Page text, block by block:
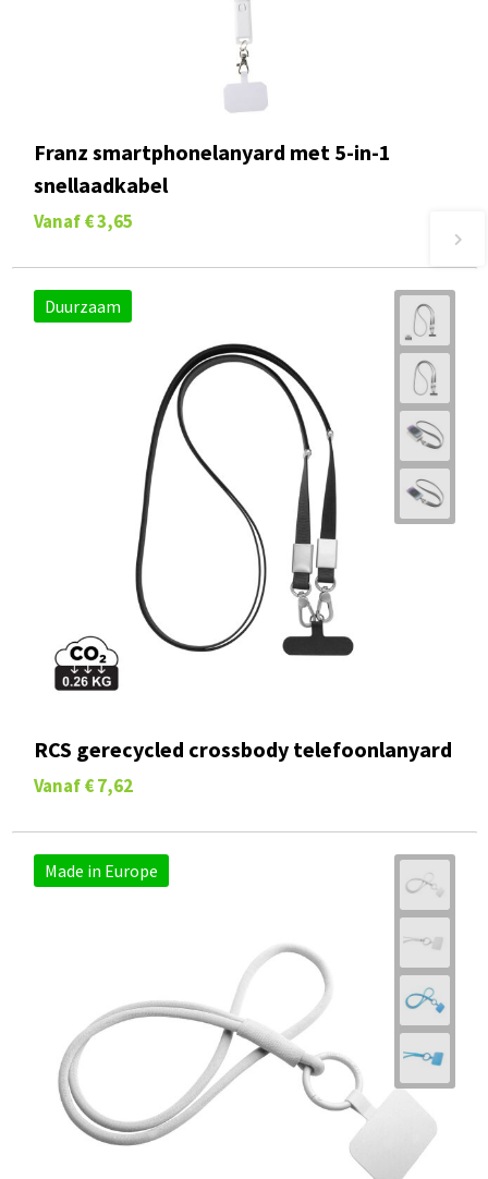
Franz smartphonelanyard met 5-in-1
snellaadkabel
Vanaf € 3,65
Duurzaam
RCS gerecycled crossbody telefoonlanyard
Vanaf € 7,62
Made in Europe